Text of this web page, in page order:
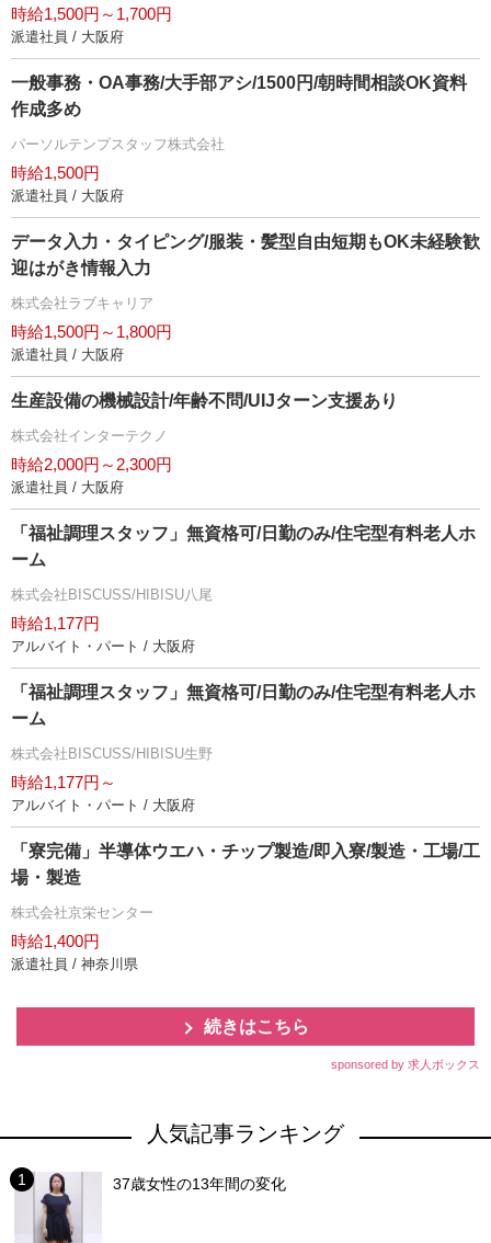
時給1,500円～1,700円
派遣社員 / 大阪府
一般事務・OA事務/大手部アシ/1500円/朝時間相談OK資料
作成多め
パーソルテンプスタッフ株式会社
時給1,500円
派遣社員 / 大阪府
データ入力・タイピング/服装・髪型自由短期もOK未経験歓
迎はがき情報入力
株式会社ラブキャリア
時給1,500円～1,800円
派遣社員 / 大阪府
生産設備の機械設計/年齢不問/UIJターン支援あり
株式会社インターテクノ
時給2,000円～2,300円
派遣社員 / 大阪府
「福祉調理スタッフ」無資格可/日勤のみ/住宅型有料老人ホ
ーム
株式会社BISCUSS/HIBISU八尾
時給1,177円
アルバイト・パート / 大阪府
「福祉調理スタッフ」無資格可/日勤のみ/住宅型有料老人ホ
ーム
株式会社BISCUSS/HIBISU生野
時給1,177円～
アルバイト・パート / 大阪府
「寮完備」半導体ウエハ・チップ製造/即入寮/製造・工場/工
場・製造
株式会社京栄センター
時給1,400円
派遣社員 / 神奈川県
続きはこちら
sponsored by 求人ボックス
人気記事ランキング
37歳女性の13年間の変化